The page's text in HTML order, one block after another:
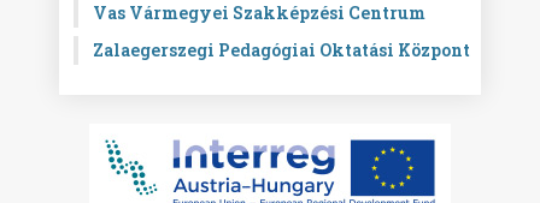
Vas Vármegyei Szakképzési Centrum
Zalaegerszegi Pedagógiai Oktatási Központ